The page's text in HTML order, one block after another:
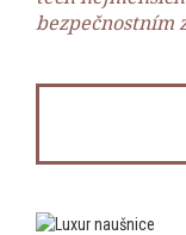
bezpečnostním